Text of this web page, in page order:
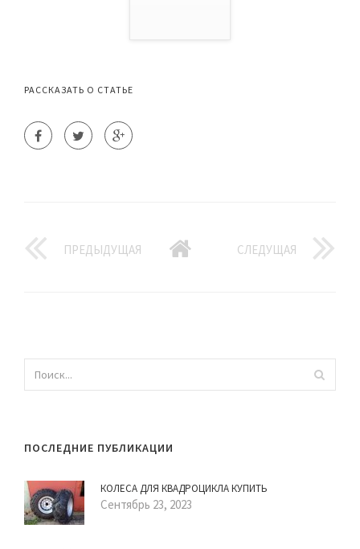
РАССКАЗАТЬ О СТАТЬЕ
ПРЕДЫДУЩАЯ СЛЕДУЩАЯ
ПОСЛЕДНИЕ ПУБЛИКАЦИИ
КОЛЕСА ДЛЯ КВАДРОЦИКЛА КУПИТЬ
Сентябрь 23, 2023